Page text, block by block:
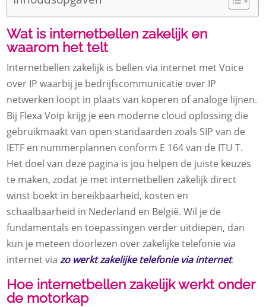
Wat is internetbellen zakelijk en
waarom het telt
Internetbellen zakelijk is bellen via internet met Voice
over IP waarbij je bedrijfscommunicatie over IP
netwerken loopt in plaats van koperen of analoge lijnen.
Bij Flexa Voip krijg je een moderne cloud oplossing die
gebruikmaakt van open standaarden zoals SIP van de
IETF en nummerplannen conform E 164 van de ITU T.
Het doel van deze pagina is jou helpen de juiste keuzes
te maken, zodat je met internetbellen zakelijk direct
winst boekt in bereikbaarheid, kosten en
schaalbaarheid in Nederland en België. Wil je de
fundamentals en toepassingen verder uitdiepen, dan
kun je meteen doorlezen over zakelijke telefonie via
internet viazo werkt zakelijke telefonie via internet.
Hoe internetbellen zakelijk werkt onder
de motorkap